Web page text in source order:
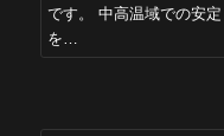
です。 中高温域での安
を…